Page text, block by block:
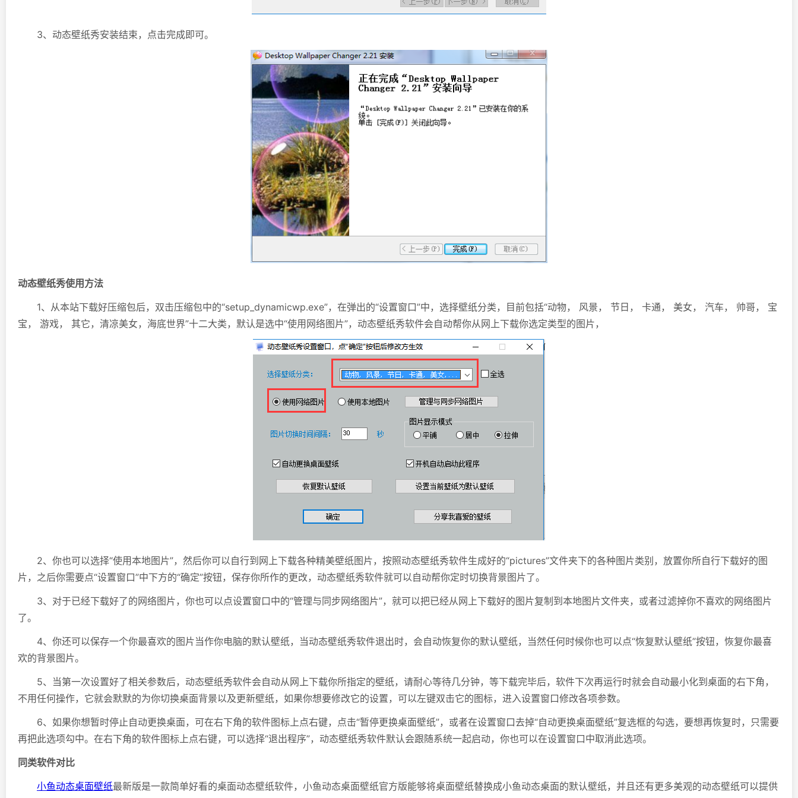
3、动态壁纸秀安装结束，点击完成即可。
动态壁纸秀使用方法
1、从本站下载好压缩包后，双击压缩包中的“setup_dynamicwp.exe”，在弹出的“设置窗口”中，选择壁纸分类，目前包括“动物， 风景， 节日， 卡通， 美女， 汽车， 帅哥， 宝
宝， 游戏， 其它，清凉美女，海底世界”十二大类，默认是选中“使用网络图片”，动态壁纸秀软件会自动帮你从网上下载你选定类型的图片，
2、你也可以选择“使用本地图片”，然后你可以自行到网上下载各种精美壁纸图片，按照动态壁纸秀软件生成好的“pictures”文件夹下的各种图片类别，放置你所自行下载好的图
片，之后你需要点“设置窗口”中下方的“确定”按钮，保存你所作的更改，动态壁纸秀软件就可以自动帮你定时切换背景图片了。
3、对于已经下载好了的网络图片，你也可以点设置窗口中的“管理与同步网络图片”，就可以把已经从网上下载好的图片复制到本地图片文件夹，或者过滤掉你不喜欢的网络图片
了。
4、你还可以保存一个你最喜欢的图片当作你电脑的默认壁纸，当动态壁纸秀软件退出时，会自动恢复你的默认壁纸，当然任何时候你也可以点“恢复默认壁纸”按钮，恢复你最喜
欢的背景图片。
5、当第一次设置好了相关参数后，动态壁纸秀软件会自动从网上下载你所指定的壁纸，请耐心等待几分钟，等下载完毕后，软件下次再运行时就会自动最小化到桌面的右下角，
不用任何操作，它就会默默的为你切换桌面背景以及更新壁纸，如果你想要修改它的设置，可以左键双击它的图标，进入设置窗口修改各项参数。
6、如果你想暂时停止自动更换桌面，可在右下角的软件图标上点右键，点击“暂停更换桌面壁纸”，或者在设置窗口去掉“自动更换桌面壁纸”复选框的勾选，要想再恢复时，只需要
再把此选项勾中。在右下角的软件图标上点右键，可以选择“退出程序”，动态壁纸秀软件默认会跟随系统一起启动，你也可以在设置窗口中取消此选项。
同类软件对比
小鱼动态桌面壁纸最新版是一款简单好看的桌面动态壁纸软件，小鱼动态桌面壁纸官方版能够将桌面壁纸替换成小鱼动态桌面的默认壁纸，并且还有更多美观的动态壁纸可以提供